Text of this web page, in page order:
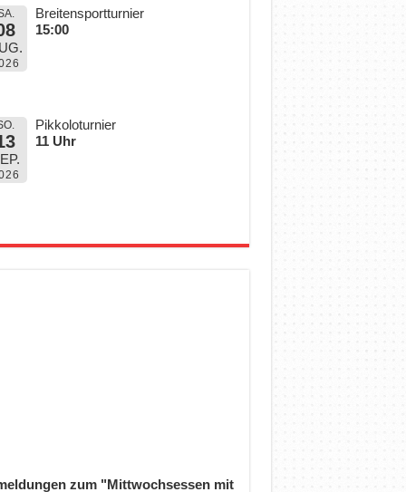
Breitensportturnier
15:00
Pikkoloturnier
11 Uhr
zum "Mittwochsessen mit